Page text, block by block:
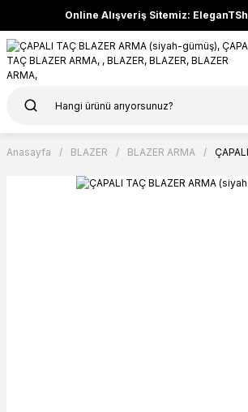
Online Alışveriş Sitemiz:
Anasayfa BLAZER BLAZER ARMA